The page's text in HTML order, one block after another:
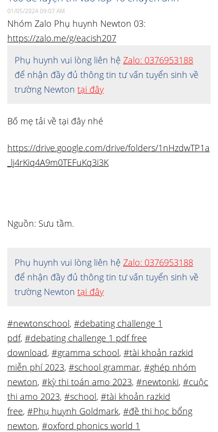
01/05/2024 09:07 AM
Nhóm Zalo Phụ huynh Newton 03:
https://zalo.me/g/eacish207
Phụ huynh vui lòng liên hệ Zalo: 0376953188
để nhận đầy đủ thông tin tư vấn tuyển sinh về
trường Newton tại đây
Bố mẹ tải về tại đây nhé
https://drive.google.com/drive/folders/1nHzdwTP1a
_lj4rKiq4A9m0TEFuKq3i3K
Nguồn: Sưu tầm.
Phụ huynh vui lòng liên hệ Zalo: 0376953188
để nhận đầy đủ thông tin tư vấn tuyển sinh về
trường Newton tại đây
#newtonschool, #debating challenge 1
pdf, #debating challenge 1 pdf free
download, #gramma school, #tài khoản razkid
miễn phí 2023, #school grammar, #ghép nhóm
newton, #kỳ thi toán amo 2023, #newtonki, #cuộc
thi amo 2023, #school, #tài khoản razkid
free, #Phụ huynh Goldmark, #đề thi học bổng
newton, #oxford phonics world 1